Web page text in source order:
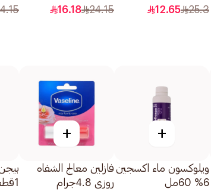
302/0 1قطعة
25.3
12.65
1قطعة
24.15
16.18
رقم 2.1 1قطعة
+
ويلوكسون ماء اكسجين
6% 60مل
+
فازلين معالج الشفاه
روزي 4.8جرام
1قطعة